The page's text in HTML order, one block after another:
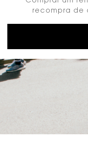
recompra de
rotina dua